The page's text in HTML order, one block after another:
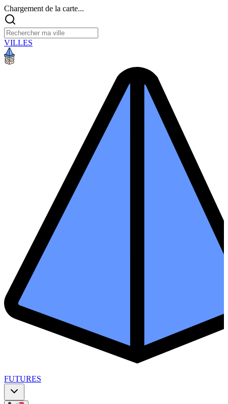
Chargement de la carte...
VILLES
FUTURES